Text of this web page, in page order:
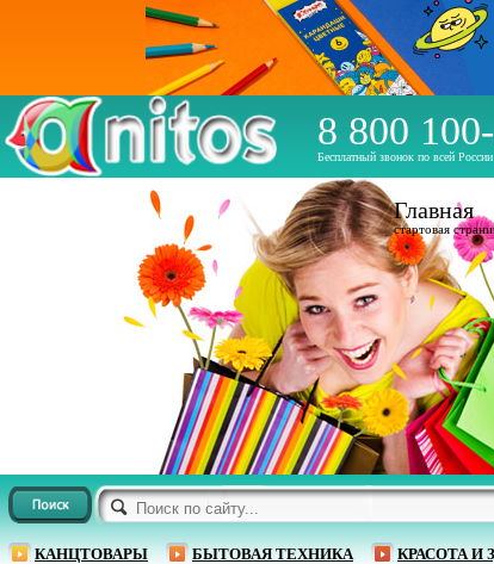
8 800
Бесплатный звонок по всей России
КАНЦТОВАРЫ БЫТОВАЯ ТЕХНИКА КРАСОТА И
Главная
стартовая